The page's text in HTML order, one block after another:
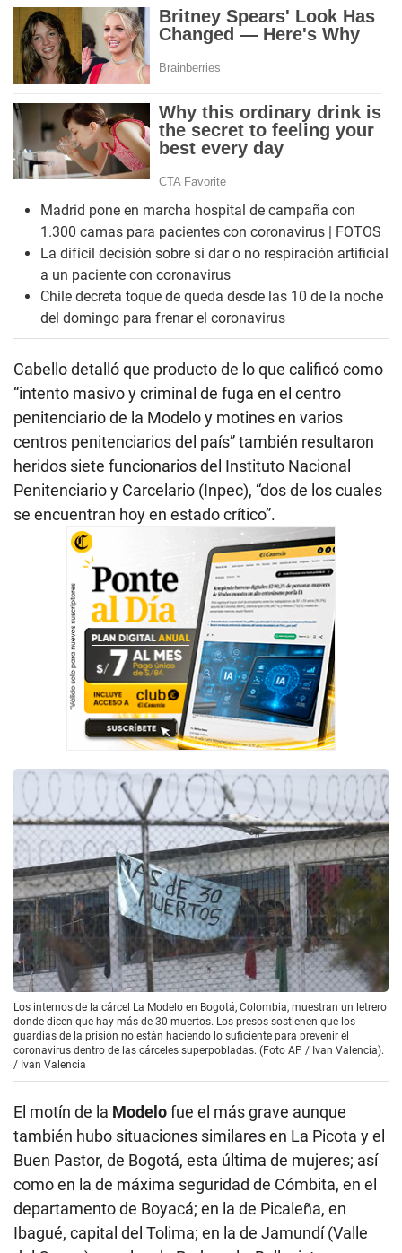
Madrid pone en marcha hospital de campaña con
1.300 camas para pacientes con coronavirus | FOTOS
La difícil decisión sobre si dar o no respiración artificial
a un paciente con coronavirus
Chile decreta toque de queda desde las 10 de la noche
del domingo para frenar el coronavirus
Cabello detalló que producto de lo que calificó como
“intento masivo y criminal de fuga en el centro
penitenciario de la Modelo y motines en varios
centros penitenciarios del país” también resultaron
heridos siete funcionarios del Instituto Nacional
Penitenciario y Carcelario (Inpec), “dos de los cuales
se encuentran hoy en estado crítico”.
Los internos de la cárcel La Modelo en Bogotá, Colombia, muestran un letrero
donde dicen que hay más de 30 muertos. Los presos sostienen que los
guardias de la prisión no están haciendo lo suficiente para prevenir el
coronavirus dentro de las cárceles superpobladas. (Foto AP / Ivan Valencia).
/ Ivan Valencia
El motín de la Modelofue el más grave aunque
también hubo situaciones similares en La Picota y el
Buen Pastor, de Bogotá, esta última de mujeres; así
como en la de máxima seguridad de Cómbita, en el
departamento de Boyacá; en la de Picaleña, en
Ibagué, capital del Tolima; en la de Jamundí (Valle